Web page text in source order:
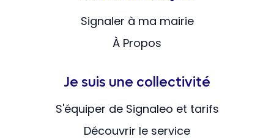
Signaler à ma mairie
À Propos
Je suis une collectivité
S'équiper de Signaleo et tarifs
Découvrir le service